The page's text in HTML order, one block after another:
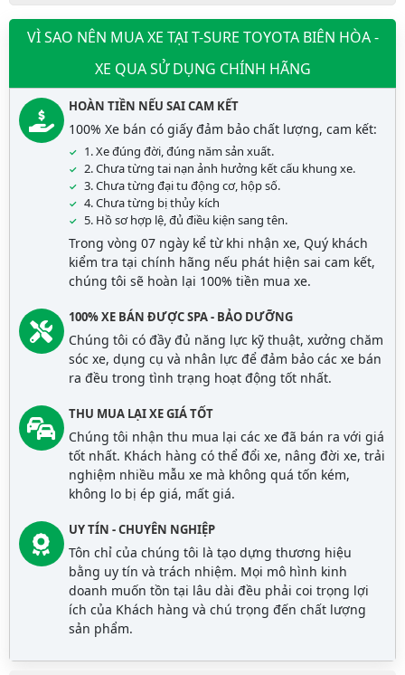
VÌ SAO NÊN MUA XE TẠI T-SURE TOYOTA BIÊN HÒA -
XE QUA SỬ DỤNG CHÍNH HÃNG
HOÀN TIỀN NẾU SAI CAM KẾT
100% Xe bán có giấy đảm bảo chất lượng, cam kết:
1. Xe đúng đời, đúng năm sản xuất.
2. Chưa từng tai nạn ảnh hưởng kết cấu khung xe.
3. Chưa từng đại tu động cơ, hộp số.
4. Chưa từng bị thủy kích
5. Hồ sơ hợp lệ, đủ điều kiện sang tên.
Trong vòng 07 ngày kể từ khi nhận xe, Quý khách
kiểm tra tại chính hãng nếu phát hiện sai cam kết,
chúng tôi sẽ hoàn lại 100% tiền mua xe.
100% XE BÁN ĐƯỢC SPA - BẢO DƯỠNG
Chúng tôi có đầy đủ năng lực kỹ thuật, xưởng chăm
sóc xe, dụng cụ và nhân lực để đảm bảo các xe bán
ra đều trong tình trạng hoạt động tốt nhất.
THU MUA LẠI XE GIÁ TỐT
Chúng tôi nhận thu mua lại các xe đã bán ra với giá
tốt nhất. Khách hàng có thể đổi xe, nâng đời xe, trải
nghiệm nhiều mẫu xe mà không quá tốn kém,
không lo bị ép giá, mất giá.
UY TÍN - CHUYÊN NGHIỆP
Tôn chỉ của chúng tôi là tạo dựng thương hiệu
bằng uy tín và trách nhiệm. Mọi mô hình kinh
doanh muốn tồn tại lâu dài đều phải coi trọng lợi
ích của Khách hàng và chú trọng đến chất lượng
sản phẩm.